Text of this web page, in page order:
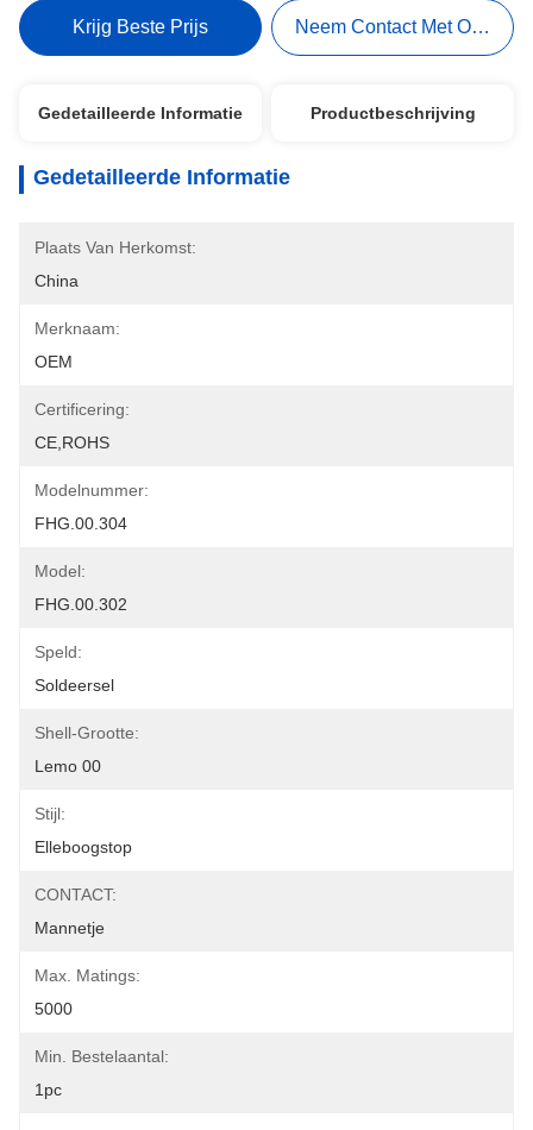
Krijg Beste Prijs Neem Contact Met Ons Op
Gedetailleerde Informatie Productbeschrijving
Gedetailleerde Informatie
Plaats Van Herkomst:
China
Merknaam:
OEM
Certificering:
CE,ROHS
Modelnummer:
FHG.00.304
Model:
FHG.00.302
Speld:
Soldeersel
Shell-Grootte:
Lemo 00
Stijl:
Elleboogstop
CONTACT:
Mannetje
Max. Matings:
5000
Min. Bestelaantal:
1pc